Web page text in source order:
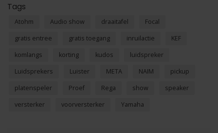
Tags
Atohm Audio show draaitafel
Focal
gratis entree
gratis toegang inruilactie
KEF
komlangs
korting kudos
luidspreker
Luidsprekers
Luister META NAIM
pickup
platenspeler
Proef Rega show
speaker
versterker
voorversterker Yamaha